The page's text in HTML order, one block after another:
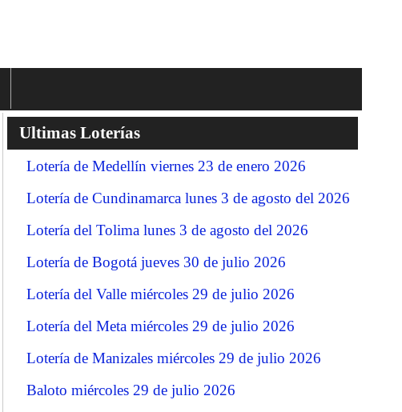
Ultimas Loterías
Lotería de Medellín viernes 23 de enero 2026
Lotería de Cundinamarca lunes 3 de agosto del 2026
Lotería del Tolima lunes 3 de agosto del 2026
Lotería de Bogotá jueves 30 de julio 2026
Lotería del Valle miércoles 29 de julio 2026
Lotería del Meta miércoles 29 de julio 2026
Lotería de Manizales miércoles 29 de julio 2026
Baloto miércoles 29 de julio 2026